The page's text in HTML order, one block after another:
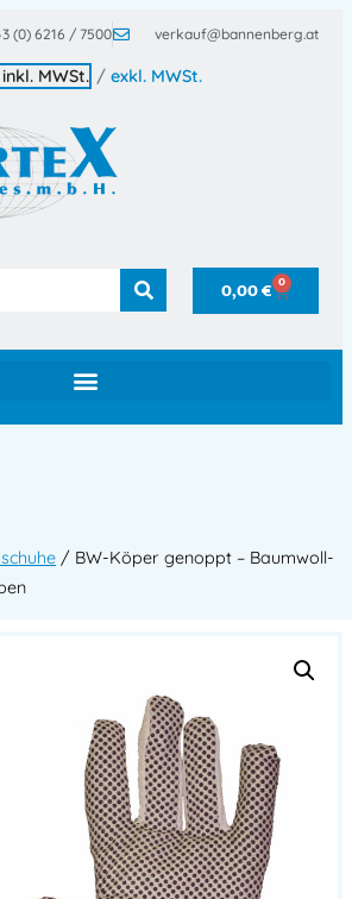
(0) 6216 / 7500 verkauf@bannenberg.at
inkl. MWSt. / exkl. MWSt.
0,00€ 0
/ BW-Köper genoppt – Baumwoll-